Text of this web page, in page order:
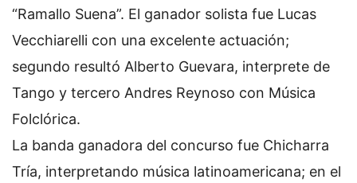
“Ramallo Suena”. El ganador solista fue Lucas
Vecchiarelli con una excelente actuación;
segundo resultó Alberto Guevara, interprete de
Tango y tercero Andres Reynoso con Música
Folclórica.
La banda ganadora del concurso fue Chicharra
Tría, interpretando música latinoamericana; en el